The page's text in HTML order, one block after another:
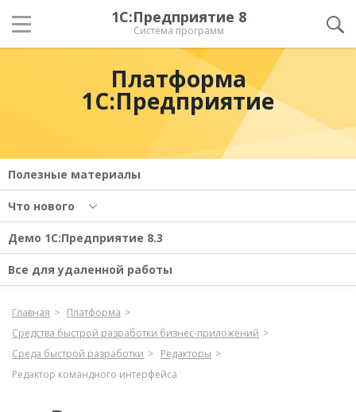
1С:Предприятие 8
Система программ
Платформа
1С:Предприятие
Полезные материалы
Что нового
Демо 1С:Предприятие 8.3
Все для удаленной работы
Главная
Платформа
Средства быстрой разработки бизнес-приложений
Среда быстрой разработки
Редакторы
Редактор командного интерфейса